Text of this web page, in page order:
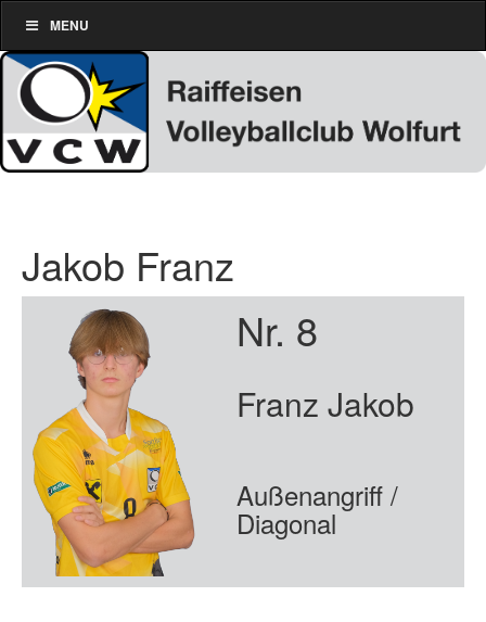
MENU
Jakob Franz
Nr. 8
Franz Jakob
Außenangriff /
Diagonal